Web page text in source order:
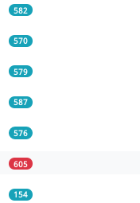
582
570
579
587
576
605
154